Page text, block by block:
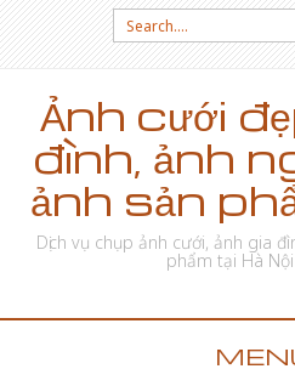
Search for:
Ảnh cưới
đình, ảnh
ảnh sản
Dịch vụ chụp ảnh cưới, ảnh gia
phẩm tại Hà Nội